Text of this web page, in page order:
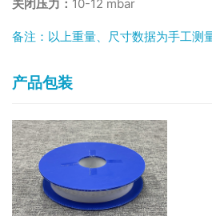
关闭压力： 10-12 mbar
备注：以上重量、尺寸数据为手工测
产品包装